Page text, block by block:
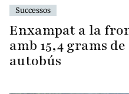
Successos
Enxampat a la
amb 15,4 grams
autobús